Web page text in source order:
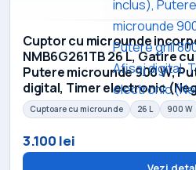
Cuptor cu microunde
NMB6G261TB 26 L, Gatire
Putere microunde 900 W,
digital, Timer electronic
Cuptoare cu microunde 26 L 900 W
3.100 lei